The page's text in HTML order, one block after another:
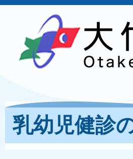
乳幼児健診